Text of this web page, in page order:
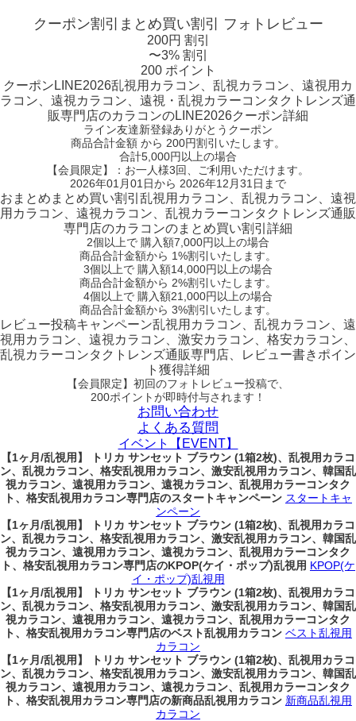
クーポン割引 まとめ買い割引 フォトレビュー
200円 割引
〜3% 割引
200 ポイント
クーポン LINE2026乱視用カラコン、乱視カラコン、遠視用カ
ラコン、遠視カラコン、遠視・乱視カラーコンタクトレンズ通
販専門店のカラコンのLINE2026クーポン詳細
ライン友達新登録ありがとうクーポン
商品合計金額 から 200円割引 いたします。
合計5,000円以上の場合
【会員限定】：お一人様3回
、ご利用いただけます。
2026年01月01日から 2026年12月31日まで
おまとめ まとめ買い割引 乱視用カラコン、乱視カラコン、遠視
用カラコン、遠視カラコン、乱視カラーコンタクトレンズ通販
専門店のカラコンのまとめ買い割引詳細
2個以上で 購入額7,000円以上の場合
商品合計金額から 1%割引いたします。
3個以上で 購入額14,000円以上の場合
商品合計金額から 2%割引いたします。
4個以上で 購入額21,000円以上の場合
商品合計金額から 3%割引いたします。
レビュー投稿キャンペーン乱視用カラコン、乱視カラコン、遠
視用カラコン、遠視カラコン、激安カラコン、格安カラコン、
乱視カラーコンタクトレンズ通販専門店、レビュー書きポイン
ト獲得詳細
【会員限定】初回のフォトレビュー投稿で、
200ポイントが即時付与されます！
お問い合わせ
よくある質問
イベント【EVENT】
【1ヶ月/乱視用】 トリカ サンセット ブラウン (1箱2枚)、乱視用カラコ
ン、乱視カラコン、格安乱視用カラコン、激安乱視用カラコン、韓国乱
視カラコン、遠視用カラコン、遠視カラコン、乱視用カラーコンタク
ト、格安乱視用カラコン専門店のスタートキャンペーン スタートキャ
ンペーン
【1ヶ月/乱視用】 トリカ サンセット ブラウン (1箱2枚)、乱視用カラコ
ン、乱視カラコン、格安乱視用カラコン、激安乱視用カラコン、韓国乱
視カラコン、遠視用カラコン、遠視カラコン、乱視用カラーコンタク
ト、格安乱視用カラコン専門店のKPOP(ケイ・ポップ)乱視用 KPOP(ケ
イ・ポップ)乱視用
【1ヶ月/乱視用】 トリカ サンセット ブラウン (1箱2枚)、乱視用カラコ
ン、乱視カラコン、格安乱視用カラコン、激安乱視用カラコン、韓国乱
視カラコン、遠視用カラコン、遠視カラコン、乱視用カラーコンタク
ト、格安乱視用カラコン専門店のベスト乱視用カラコン ベスト乱視用
カラコン
【1ヶ月/乱視用】 トリカ サンセット ブラウン (1箱2枚)、乱視用カラコ
ン、乱視カラコン、格安乱視用カラコン、激安乱視用カラコン、韓国乱
視カラコン、遠視用カラコン、遠視カラコン、乱視用カラーコンタク
ト、格安乱視用カラコン専門店の新商品乱視用カラコン 新商品乱視用
カラコン